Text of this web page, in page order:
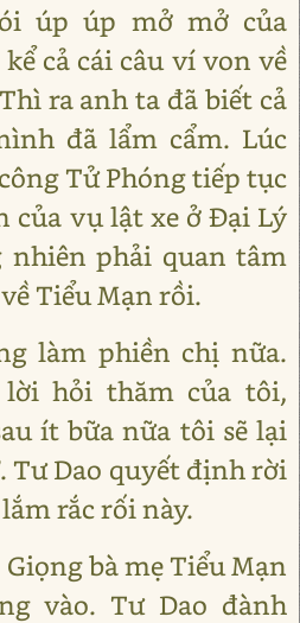
úp úp mở mở của
cả cái câu ví von về
ra anh ta đã biết cả
đã lẩm cẩm. Lúc
Tử Phóng tiếp tục
của vụ lật xe ở Đại Lý
phải quan tâm
Tiểu Mạn rồi.
làm phiền chị nữa.
hỏi thăm của tôi,
ít bữa nữa tôi sẽ lại
Tư Dao quyết định rời
rắc rối này.
Giọng bà mẹ Tiểu Mạn
vào. Tư Dao đành